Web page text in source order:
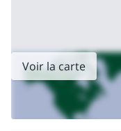
NépalJe peux vous
&nbsp ;
Voir la carte